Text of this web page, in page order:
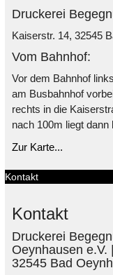
Druckerei
Kaiserstr. 14, 32545
Vom Bahnhof:
Vor dem Bahnhof links
am Busbahnhof
rechts in die
nach 100m liegt
Zur Karte...
Kontakt
Kontakt
Druckerei
Oeynhausen e.V.
32545 Bad